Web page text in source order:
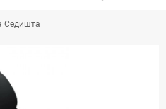
Седишта